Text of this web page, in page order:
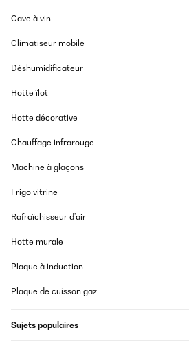
Cave à vin
Climatiseur mobile
Déshumidificateur
Hotte îlot
Hotte décorative
Chauffage infrarouge
Machine à glaçons
Frigo vitrine
Rafraîchisseur d'air
Hotte murale
Plaque à induction
Plaque de cuisson gaz
Sujets populaires